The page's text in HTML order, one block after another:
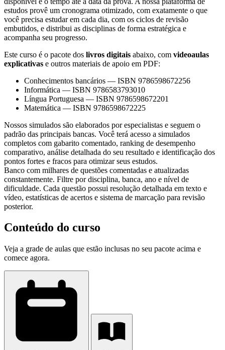
estudos provê um cronograma otimizado, com exatamente o que
você precisa estudar em cada dia, com os ciclos de revisão
embutidos, e distribui as disciplinas de forma estratégica e
acompanha seu progresso.
Este curso é o pacote dos livros digitais abaixo, com videoaulas
explicativas e outros materiais de apoio em PDF:
Conhecimentos bancários — ISBN 9786598672256
Informática — ISBN 9786583793010
Língua Portuguesa — ISBN 9786598672201
Matemática — ISBN 9786598672225
Nossos simulados são elaborados por especialistas e seguem o
padrão das principais bancas. Você terá acesso a simulados
completos com gabarito comentado, ranking de desempenho
comparativo, análise detalhada do seu resultado e identificação dos
pontos fortes e fracos para otimizar seus estudos.
Banco com milhares de questões comentadas e atualizadas
constantemente. Filtre por disciplina, banca, ano e nível de
dificuldade. Cada questão possui resolução detalhada em texto e
vídeo, estatísticas de acertos e sistema de marcação para revisão
posterior.
Conteúdo do curso
Veja a grade de aulas que estão inclusas no seu pacote acima e
comece agora.